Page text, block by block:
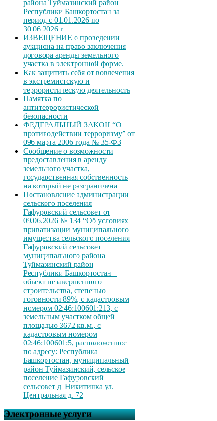
района Туймазинский район
Республики Башкортостан за
период с 01.01.2026 по
30.06.2026 г.
ИЗВЕЩЕНИЕ о проведении
аукциона на право заключения
договора аренды земельного
участка в электронной форме.
Как защитить себя от вовлечения
в экстремистскую и
террористическую деятельность
Памятка по
антитеррористической
безопасности
ФЕДЕРАЛЬНЫЙ ЗАКОН “О
противодействии терроризму” от
096 марта 2006 года № 35-ФЗ
Сообщение о возможности
предоставления в аренду
земельного участка,
государственная собственность
на который не разграничена
Постановление администрации
сельского поселения
Гафуровский сельсовет от
09.06.2026 № 134 “Об условиях
приватизации муниципального
имущества сельского поселения
Гафуровский сельсовет
муниципального района
Туймазинский район
Республики Башкортостан –
объект незавершенного
строительства, степенью
готовности 89%, с кадастровым
номером 02:46:100601:213, с
земельным участком общей
площадью 3672 кв.м., с
кадастровым номером
02:46:100601:5, расположенное
по адресу: Республика
Башкортостан, муниципальный
район Туймазинский, сельское
поселение Гафуровский
сельсовет д. Никитинка ул.
Центральная д. 72
Электронные услуги